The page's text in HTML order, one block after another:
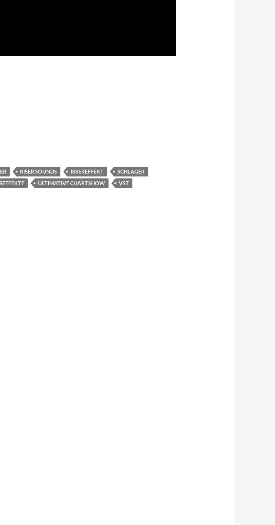
RISER SOUNDS RISEREFFEKT
SCHLAGER
ULTIMATIVE CHARTSHOW
VST